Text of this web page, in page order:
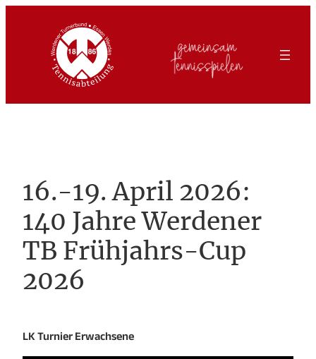
16.-19. April 2026:
140 Jahre Werdener
TB Frühjahrs-Cup
2026
LK Turnier Erwachsene